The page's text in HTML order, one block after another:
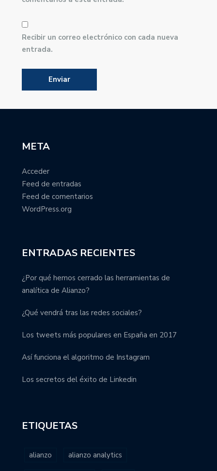
Recibir un correo electrónico con cada nueva
entrada.
META
Acceder
Feed de entradas
Feed de comentarios
WordPress.org
ENTRADAS RECIENTES
¿Por qué hemos cerrado las herramientas de
analítica de Alianzo?
¿Qué vendrá tras las redes sociales?
Los tweets más populares en España en 2017
Así funciona el algoritmo de Instagram
Los secretos del éxito de Linkedin
ETIQUETAS
alianzo alianzo analytics